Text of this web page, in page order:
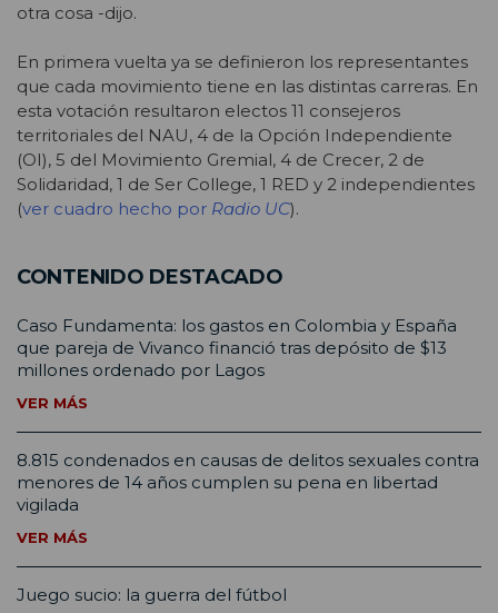
otra cosa -dijo.
En primera vuelta ya se definieron los representantes
que cada movimiento tiene en las distintas carreras. En
esta votación resultaron electos 11 consejeros
territoriales del NAU, 4 de la Opción Independiente
(OI), 5 del Movimiento Gremial, 4 de Crecer, 2 de
Solidaridad, 1 de Ser College, 1 RED y 2 independientes
(ver cuadro hecho por Radio UC).
CONTENIDO DESTACADO
Caso Fundamenta: los gastos en Colombia y España
que pareja de Vivanco financió tras depósito de $13
millones ordenado por Lagos
VER MÁS
8.815 condenados en causas de delitos sexuales contra
menores de 14 años cumplen su pena en libertad
vigilada
VER MÁS
Juego sucio: la guerra del fútbol